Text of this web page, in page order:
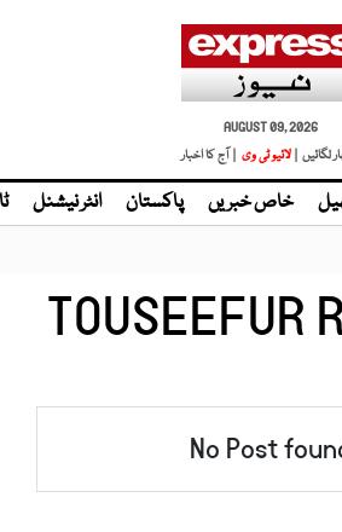
AUGUST 09, 2026
لگائیں | لائیو ٹی وی | آج کا اخبار
خاص خبریں پاکستان انٹر نیشنل
TOUSEEFUR
No Post